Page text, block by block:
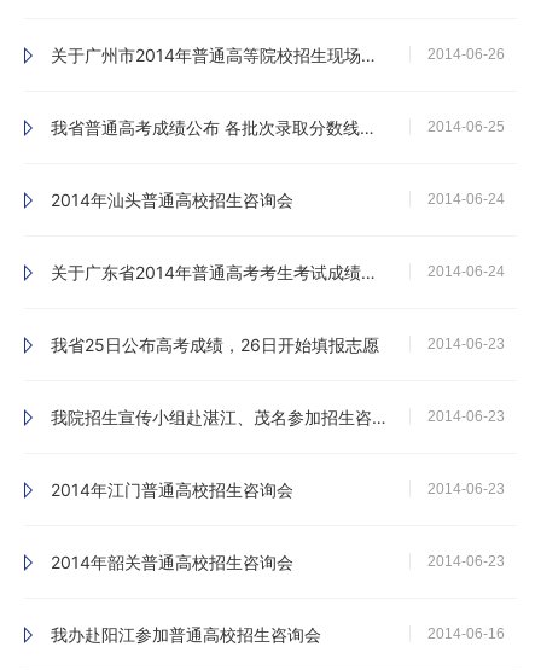
2014-06-26
关于广州市2014年普通高等院校招生现场咨询会的通知
2014-06-25
我省普通高考成绩公布 各批次录取分数线确定
2014-06-24
2014年汕头普通高校招生咨询会
2014-06-24
关于广东省2014年普通高考考生考试成绩公布安排的通知
2014-06-23
我省25日公布高考成绩，26日开始填报志愿
2014-06-23
我院招生宣传小组赴湛江、茂名参加招生咨询会
2014-06-23
2014年江门普通高校招生咨询会
2014-06-23
2014年韶关普通高校招生咨询会
2014-06-16
我办赴阳江参加普通高校招生咨询会